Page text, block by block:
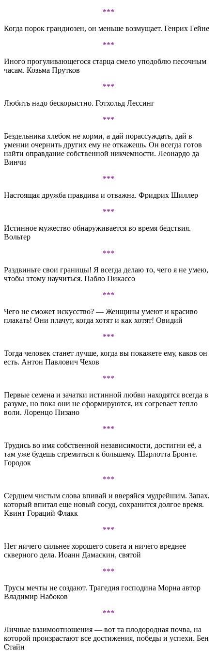
***
Когда порок грандиозен, он меньше возмущает. Генрих Гейне
***
Иного прогуливающегося старца смело уподоблю песочным
часам. Козьма Прутков
***
Любить надо бескорыстно. Готхольд Лессинг
***
Бездельника хлебом не корми, а дай порассуждать, дай в
умении очернить других ему не откажешь. Он всегда готов
найти оправдание собственной никчемности. Леонардо да
Винчи
***
Настоящая дружба правдива и отважна. Фридрих Шиллер
***
Истинное мужество обнаруживается во время бедствия.
Вольтер
***
Раздвиньте свои границы! Я всегда делаю то, чего я не умею,
чтобы этому научиться. Пабло Пикассо
***
Чего не сможет искусство? — Женщины умеют и красиво
плакать! Они плачут, когда хотят и как хотят! Овидий
***
Тогда человек станет лучше, когда вы покажете ему, каков он
есть. Антон Павлович Чехов
***
Первые семена и зачатки истинной любви находятся всегда в
разуме, но пока они не сформируются, их согревает тепло
воли. Лоренцо Пизано
***
Трудись во имя собственной независимости, достигни её, а
там уже будешь стремиться к большему. Шарлотта Бронте.
Городок
***
Сердцем чистым слова впивай и вверяйся мудрейшим. Запах,
который впитал еще новый сосуд, сохранится долгое время.
Квинт Гораций Флакк
***
Нет ничего сильнее хорошего совета и ничего вреднее
скверного дела. Иоанн Дамаскин, святой
***
Трусы мечты не создают. Трагедия господина Морна автор
Владимир Набоков
***
Личные взаимоотношения — вот та плодородная почва, на
которой произрастают все достижения, победы и успехи. Бен
Стайн